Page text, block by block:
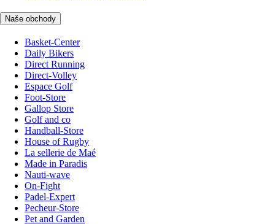
Naše obchody
Basket-Center
Daily Bikers
Direct Running
Direct-Volley
Espace Golf
Foot-Store
Gallop Store
Golf and co
Handball-Store
House of Rugby
La sellerie de Maé
Made in Paradis
Nauti-wave
On-Fight
Padel-Expert
Pecheur-Store
Pet and Garden